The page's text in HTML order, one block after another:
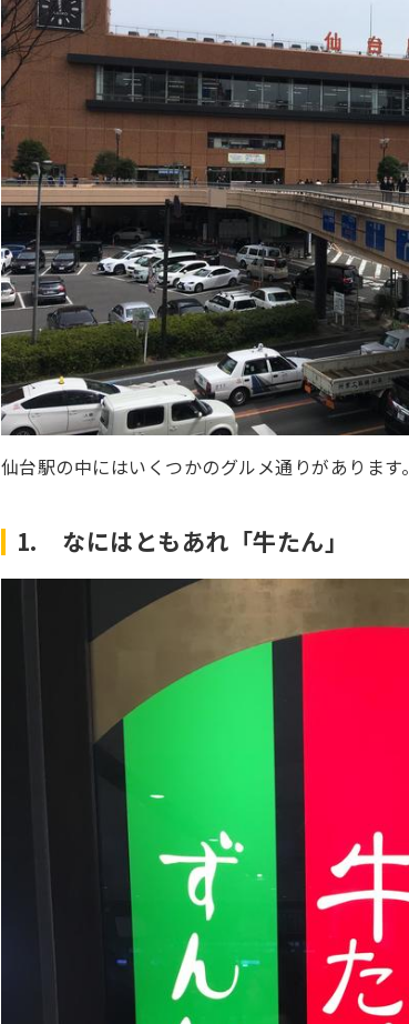
仙台駅の中にはいくつかのグルメ通りがあります。
1. なにはともあれ「牛たん」